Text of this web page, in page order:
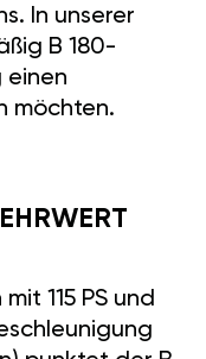
In unserer
B 180-
einen
möchten.
115 PS und